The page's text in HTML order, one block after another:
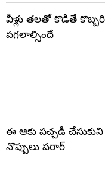
వీళ్లు తలతో కొడితే
పగలాల్సిందే
ఈ ఆకు పచ్చడి
నొప్పులు పరార్‌